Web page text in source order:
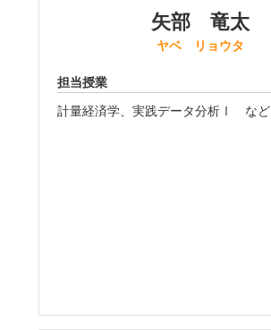
矢部 竜太
ヤベ リョウタ
担当授業
計量経済学、実践データ分析Ⅰ など